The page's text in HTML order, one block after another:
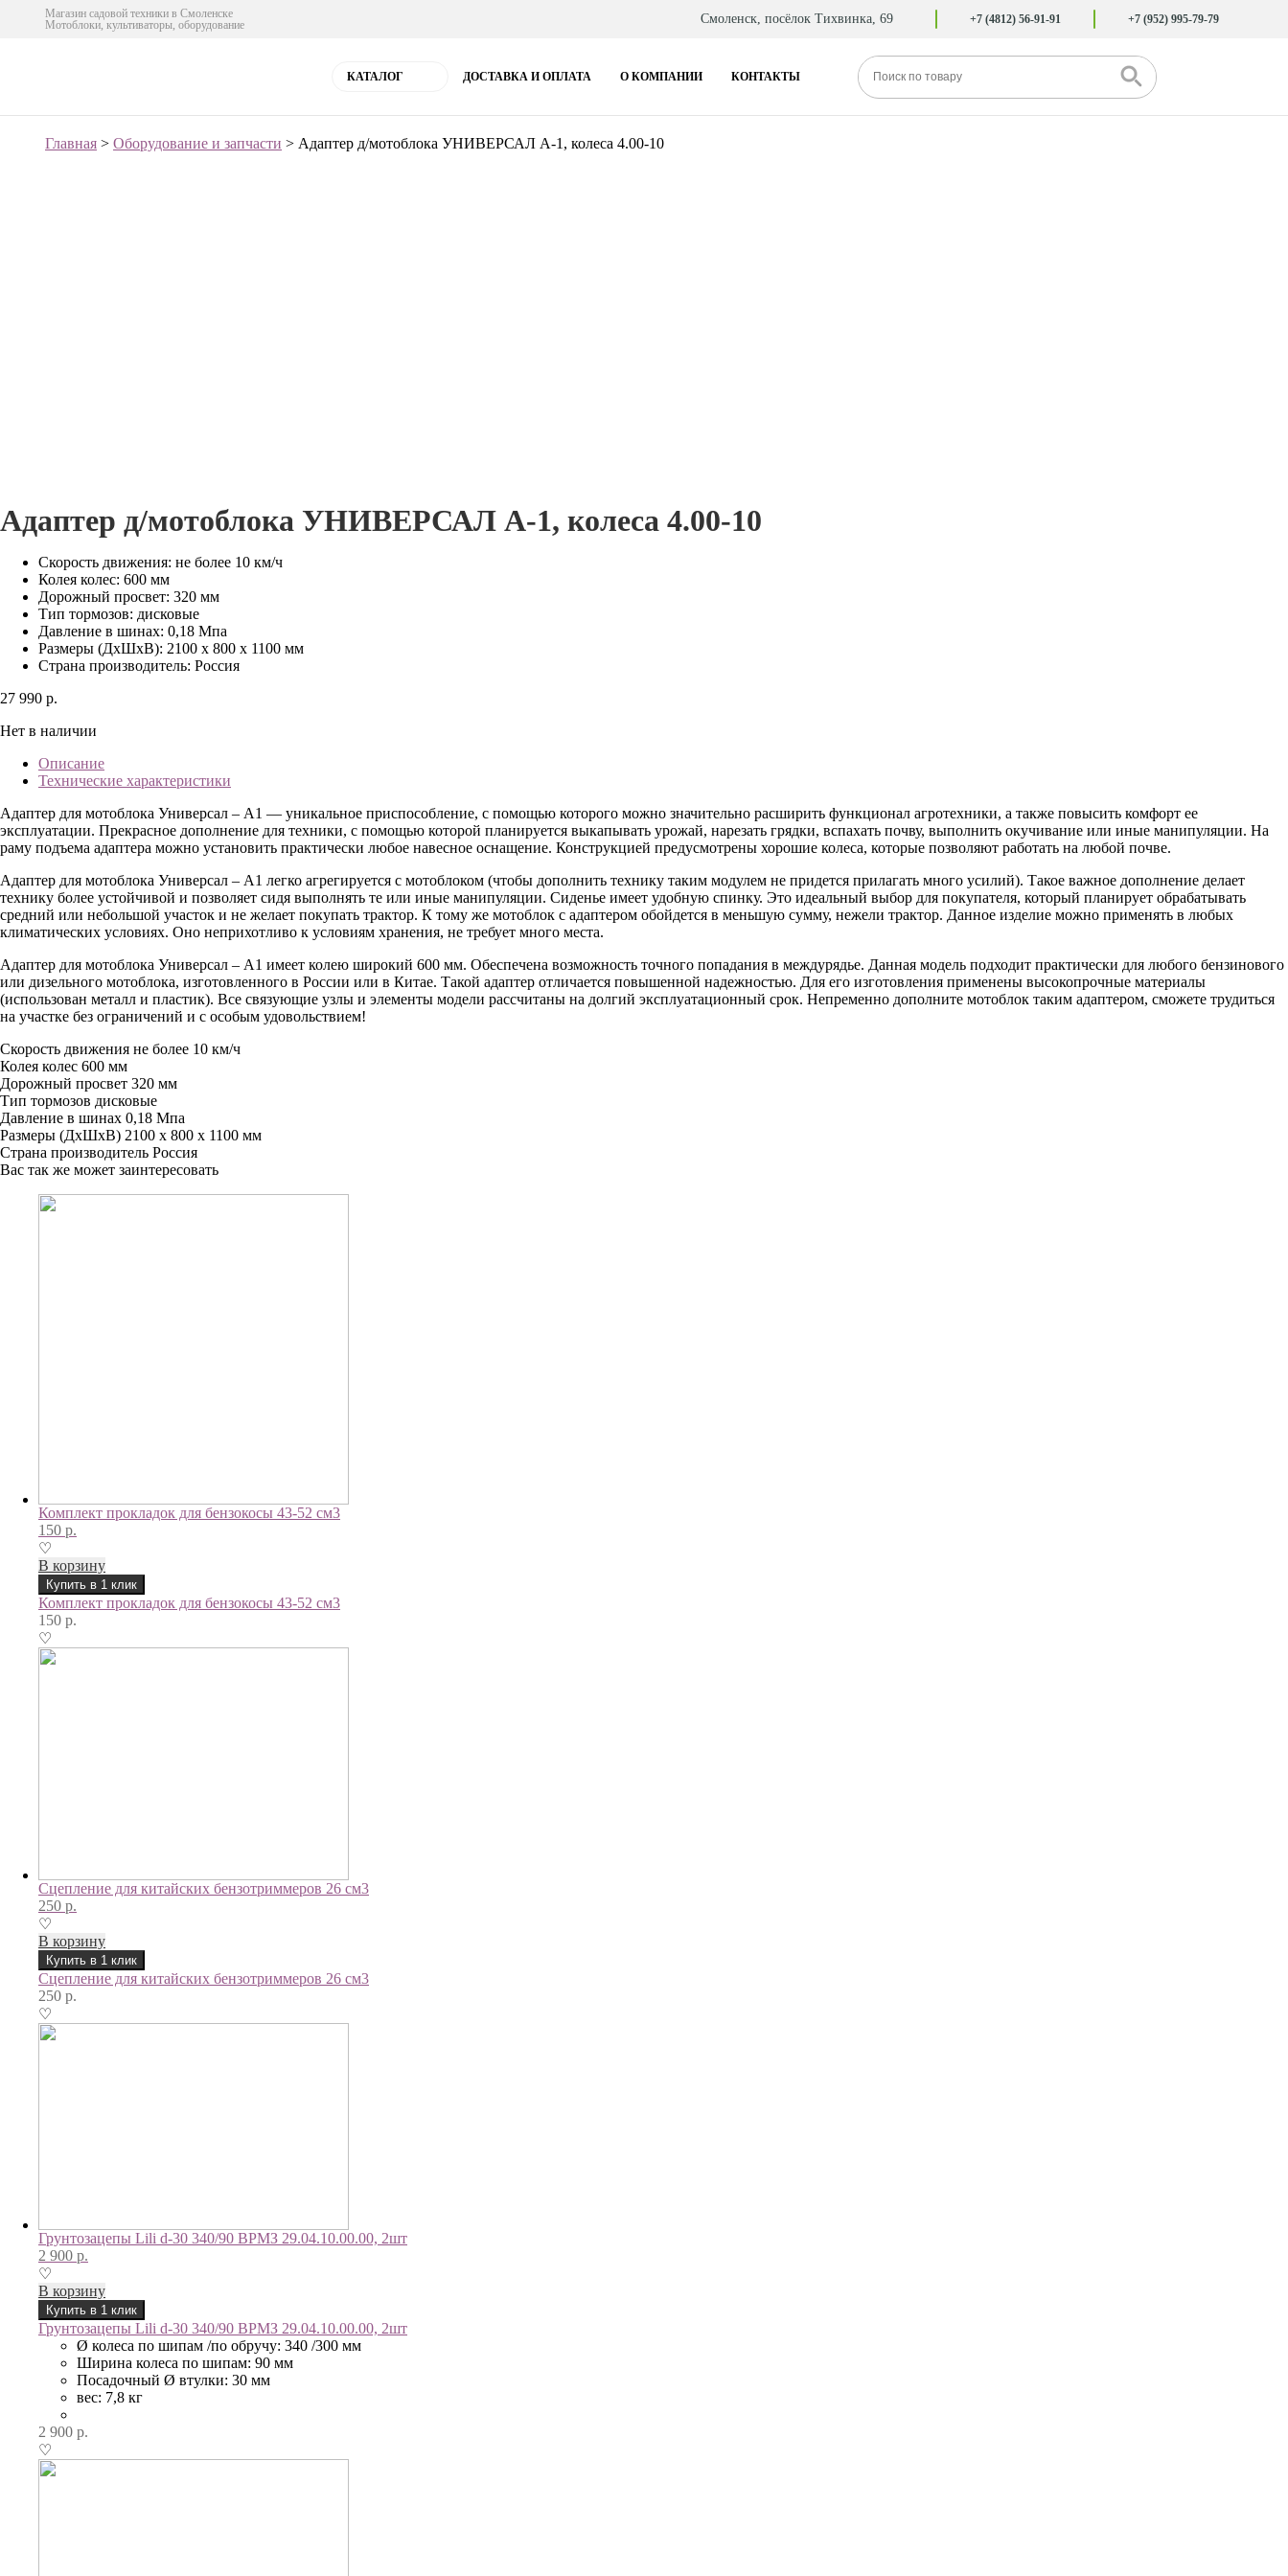
Магазин садовой техники в Смоленске
Мотоблоки, культиваторы, оборудование
Смоленск, посёлок Тихвинка, 69 +7 (4812) 56-91-91 +7 (952) 995-79-79
КАТАЛОГ ДОСТАВКА И ОПЛАТА О КОМПАНИИ КОНТАКТЫ
Главная >Оборудование и запчасти > Адаптер д/мотоблока УНИВЕРСАЛ А-1, колеса 4.00-10
Адаптер д/мотоблока УНИВЕРСАЛ А-1, колеса 4.00-10
Скорость движения: не более 10 км/ч
Колея колес: 600 мм
Дорожный просвет: 320 мм
Тип тормозов: дисковые
Давление в шинах: 0,18 Мпа
Размеры (ДхШхВ): 2100 х 800 х 1100 мм
Страна производитель: Россия
27 990 р.
Нет в наличии
Описание
Технические характеристики
Адаптер для мотоблока Универсал – А1 — уникальное приспособление, с помощью которого можно значительно расширить функционал агротехники, а также повысить комфорт ее
эксплуатации. Прекрасное дополнение для техники, с помощью которой планируется выкапывать урожай, нарезать грядки, вспахать почву, выполнить окучивание или иные манипуляции. На
раму подъема адаптера можно установить практически любое навесное оснащение. Конструкцией предусмотрены хорошие колеса, которые позволяют работать на любой почве.
Адаптер для мотоблока Универсал – А1 легко агрегируется с мотоблоком (чтобы дополнить технику таким модулем не придется прилагать много усилий). Такое важное дополнение делает
технику более устойчивой и позволяет сидя выполнять те или иные манипуляции. Сиденье имеет удобную спинку. Это идеальный выбор для покупателя, который планирует обрабатывать
средний или небольшой участок и не желает покупать трактор. К тому же мотоблок с адаптером обойдется в меньшую сумму, нежели трактор. Данное изделие можно применять в любых
климатических условиях. Оно неприхотливо к условиям хранения, не требует много места.
Адаптер для мотоблока Универсал – А1 имеет колею широкий 600 мм. Обеспечена возможность точного попадания в междурядье. Данная модель подходит практически для любого бензинового
или дизельного мотоблока, изготовленного в России или в Китае. Такой адаптер отличается повышенной надежностью. Для его изготовления применены высокопрочные материалы
(использован металл и пластик). Все связующие узлы и элементы модели рассчитаны на долгий эксплуатационный срок. Непременно дополните мотоблок таким адаптером, сможете трудиться
на участке без ограничений и с особым удовольствием!
Скорость движения не более 10 км/ч
Колея колес 600 мм
Дорожный просвет 320 мм
Тип тормозов дисковые
Давление в шинах 0,18 Мпа
Размеры (ДхШхВ) 2100 х 800 х 1100 мм
Страна производитель Россия
Вас так же может заинтересовать
Комплект прокладок для бензокосы 43-52 см3
150 р.
♡
В корзину
Купить в 1 клик
Комплект прокладок для бензокосы 43-52 см3
150 р.
♡
Сцепление для китайских бензотриммеров 26 см3
250 р.
♡
В корзину
Купить в 1 клик
Сцепление для китайских бензотриммеров 26 см3
250 р.
♡
Грунтозацепы Lili d-30 340/90 ВРМЗ 29.04.10.00.00, 2шт
2 900 р.
♡
В корзину
Купить в 1 клик
Грунтозацепы Lili d-30 340/90 ВРМЗ 29.04.10.00.00, 2шт
Ø колеса по шипам /по обручу: 340 /300 мм
Ширина колеса по шипам: 90 мм
Посадочный Ø втулки: 30 мм
вес: 7,8 кг
2 900 р.
♡